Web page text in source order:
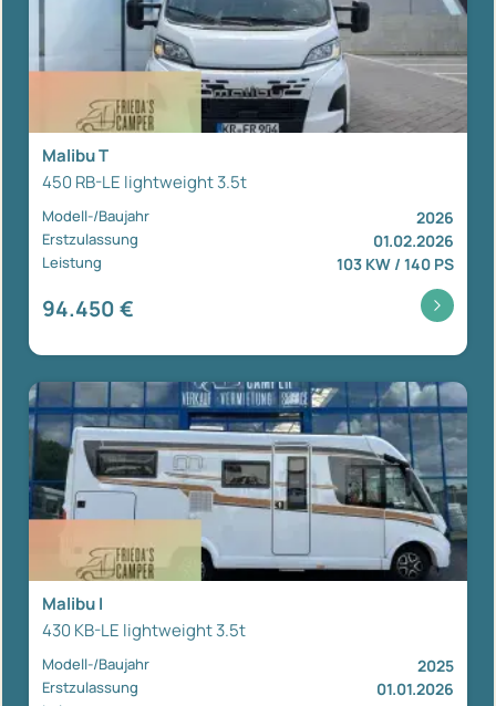
Malibu T
450 RB-LE lightweight 3.5t
Modell-/Baujahr 2026
Erstzulassung 01.02.2026
Leistung 103 KW / 140 PS
94.450 €
Malibu I
430 KB-LE lightweight 3.5t
Modell-/Baujahr 2025
Erstzulassung 01.01.2026